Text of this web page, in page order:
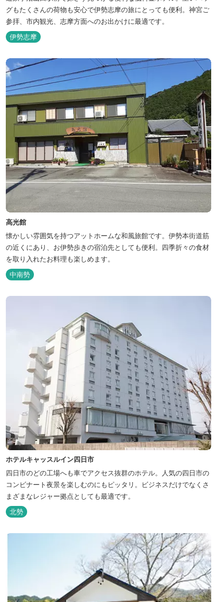
グもたくさんの荷物も安心で伊勢志摩の旅にとっても便利。神宮ご
参拝、市内観光、志摩方面へのお出かけに最適です。
伊勢志摩
高光館
懐かしい雰囲気を持つアットホームな和風旅館です。伊勢本街道筋
の近くにあり、お伊勢歩きの宿泊先としても便利。四季折々の食材
を取り入れたお料理も楽しめます。
中南勢
ホテルキャッスルイン四日市
四日市のどの工場へも車でアクセス抜群のホテル。人気の四日市の
コンビナート夜景を楽しむのにもピッタリ。ビジネスだけでなくさ
まざまなレジャー拠点としても最適です。
北勢